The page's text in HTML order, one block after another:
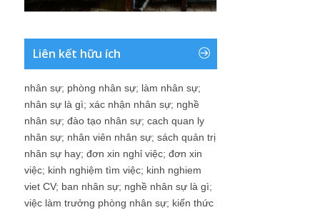
Liên kết hữu ích
nhân sự; phòng nhân sự; làm nhân sự;
nhân sự là gì; xác nhận nhân sự; nghề
nhân sự; đào tạo nhân sự; cach quan ly
nhân sự; nhân viên nhân sự; sách quản trị
nhân sự hay; đơn xin nghỉ việc; đơn xin
việc; kinh nghiệm tìm việc; kinh nghiem
viet CV; ban nhân sự; nghề nhân sự là gì;
việc làm trưởng phòng nhân sự; kiến thức